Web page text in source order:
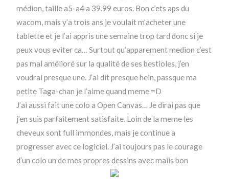
médion, taille a5-a4 a 39.99 euros. Bon c’ets aps du
wacom, mais y’a trois ans je voulait m’acheter une
tablette et je l’ai appris une semaine trop tard donc si je
peux vous eviter ca… Surtout qu’apparement medion c’est
pas mal amélioré sur la qualité de ses bestioles, j’en
voudrai presque une. J’ai dit presque hein, passque ma
petite Taga-chan je l’aime quand meme =D
J’ai aussi fait une colo a Open Canvas… Je dirai pas que
j’en suis parfaitement satisfaite. Loin de la meme les
cheveux sont full immondes, mais je continue a
progresser avec ce logiciel. J’ai toujours pas le courage
d’un colo un de mes propres dessins avec maiis bon